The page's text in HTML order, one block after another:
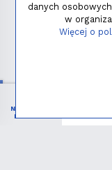
NIEZBĘDNIK
KATOLIKA
danych
w
Więcej o